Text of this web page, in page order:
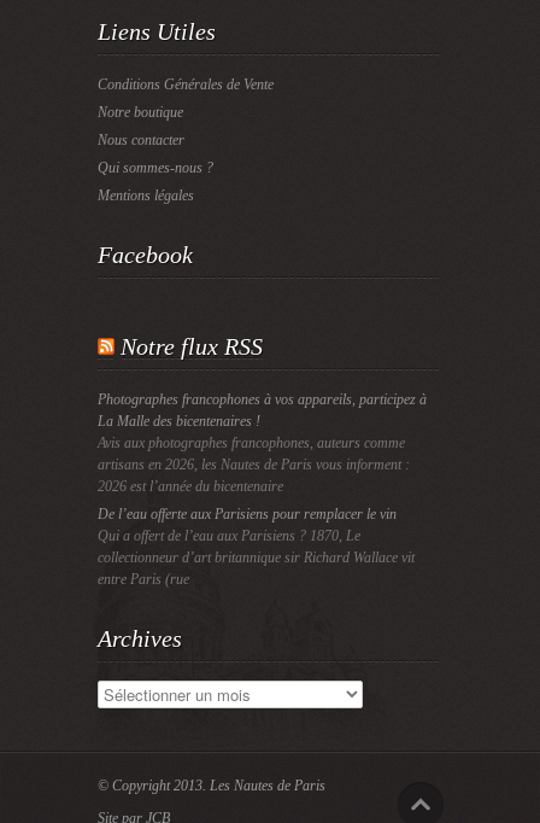
Liens Utiles
Conditions Générales de Vente
Notre boutique
Nous contacter
Qui sommes-nous ?
Mentions légales
Facebook
Notre flux RSS
Photographes francophones à vos appareils, participez à
La Malle des bicentenaires !
Avis aux photographes francophones, auteurs comme
artisans en 2026, les Nautes de Paris vous informent :
2026 est l’année du bicentenaire
De l’eau offerte aux Parisiens pour remplacer le vin
Qui a offert de l’eau aux Parisiens ? 1870, Le
collectionneur d’art britannique sir Richard Wallace vit
entre Paris (rue
Archives
Archives
© Copyright 2013. Les Nautes de Paris
Site par JCB